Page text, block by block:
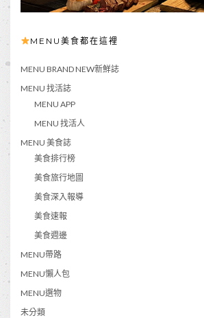
MENU美食都在這裡
MENU BRAND NEW新鮮誌
MENU 找活誌
MENU APP
MENU 找活人
MENU 美食誌
美食排行榜
美食旅行地圖
美食深入報導
美食速報
美食週邊
MENU帶路
MENU懶人包
MENU選物
未分類